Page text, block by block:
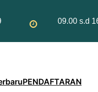
09.00 s.d
PENDAFTARAN